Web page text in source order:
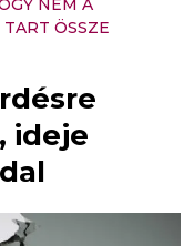
NEM A
ÖSSZE
ideje